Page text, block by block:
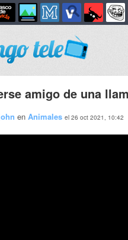
amigo de una
en Animales el 26 oct 2021, 10:42